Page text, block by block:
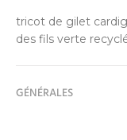
tricot de gilet
des fils verte
GÉNÉRALES